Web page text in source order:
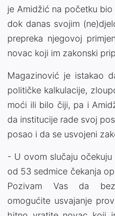
je Amidžić na početku
dok danas svojim
prepreka njegovoj
novac koji im zakonski
Magazinović je istakao
političke kalkulacije,
moći ili bilo čiji, pa i
da institucije rade svoj
posao i da se usvojeni
- U ovom slučaju
od 53 sedmice čekanja
Pozivam Vas da
omogućite usvajanje